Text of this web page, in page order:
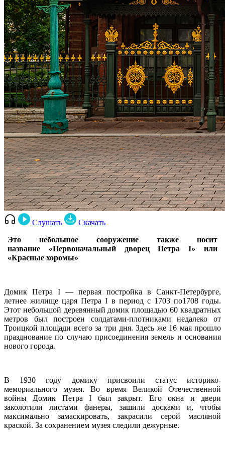
Слушать
Скачать
Это небольшое сооружение также носит
название «Первоначальный дворец Петра I» или
«Красные хоромы»
Домик Петра I — первая постройка в Санкт-Петербурге,
летнее жилище царя Петра I в период с 1703 по1708 годы.
Этот небольшой деревянный домик площадью 60 квадратных
метров был построен солдатами-плотниками недалеко от
Троицкой площади всего за три дня. Здесь же 16 мая прошло
празднование по случаю присоединения земель и основания
нового города.
В 1930 году домику присвоили статус историко-
мемориального музея. Во время Великой Отечественной
войны Домик Петра I был закрыт. Его окна и двери
заколотили листами фанеры, зашили досками и, чтобы
максимально замаскировать, закрасили серой масляной
краской. За сохранением музея следили дежурные.